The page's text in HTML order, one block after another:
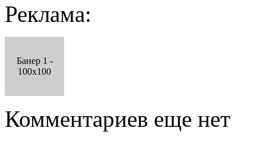
Реклама:
Банер 1 -
100x100
Комментариев еще нет